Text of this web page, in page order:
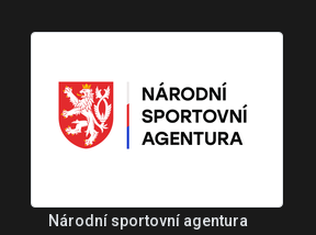
Národní sportovní agentura